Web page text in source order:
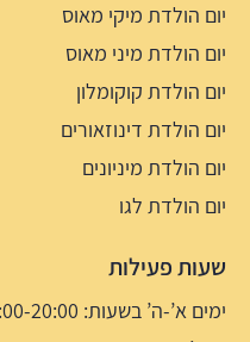
יום הולדת מיקי מאוס
יום הולדת מיני מאוס
יום הולדת קוקומלון
יום הולדת דינוזאורים
יום הולדת מיניונים
יום הולדת לגו
שעות פעילות
ימים א’-ה’ בשעות: 09:00-20:00